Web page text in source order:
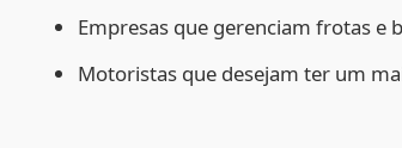
Empresas que gerenciam frotas e
Motoristas que desejam ter um